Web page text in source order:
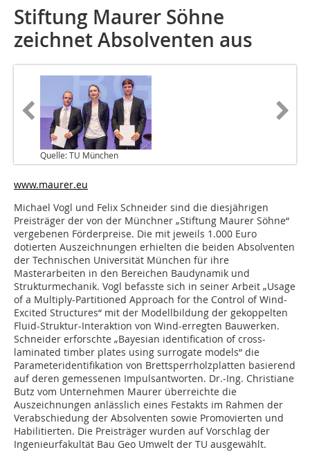
Stiftung Maurer Söhne
zeichnet Absolventen aus
Quelle: TU München
www.maurer.eu
Michael Vogl und Felix Schneider sind die diesjährigen
Preisträger der von der Münchner „Stiftung Maurer Söhne“
vergebenen Förderpreise. Die mit jeweils 1.000 Euro
dotierten Auszeichnungen erhielten die beiden Absolventen
der Technischen Universität München für ihre
Masterarbeiten in den Bereichen Baudynamik und
Strukturmechanik. Vogl befasste sich in seiner Arbeit „Usage
of a Multiply-Partitioned Approach for the Control of Wind-
Excited Structures“ mit der Modellbildung der gekoppelten
Fluid-Struktur-Interaktion von Wind-erregten Bauwerken.
Schneider erforschte „Bayesian identification of cross-
laminated timber plates using surrogate models“ die
Parameteridentifikation von Brettsperrholzplatten basierend
auf deren gemessenen Impulsantworten. Dr.-Ing. Christiane
Butz vom Unternehmen Maurer überreichte die
Auszeichnungen anlässlich eines Festakts im Rahmen der
Verabschiedung der Absolventen sowie Promovierten und
Habilitierten. Die Preisträger wurden auf Vorschlag der
Ingenieurfakultät Bau Geo Umwelt der TU ausgewählt.